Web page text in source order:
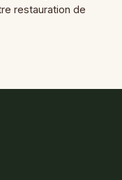
restauration de